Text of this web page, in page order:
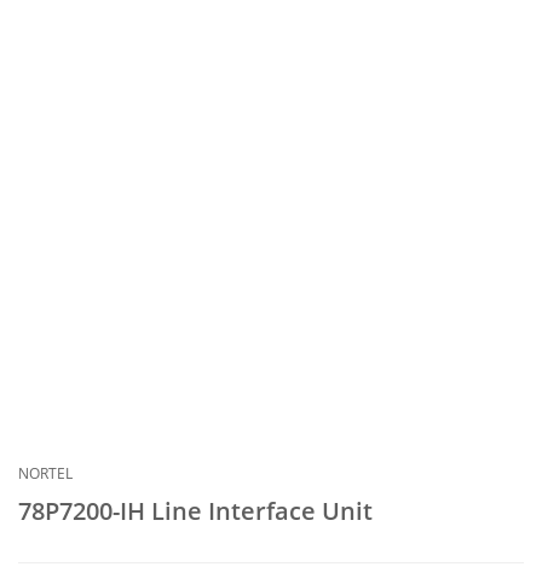
NORTEL
78P7200-IH Line Interface Unit